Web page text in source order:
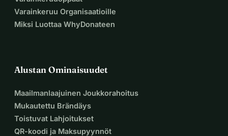
Varainkeruu Organisaatioille
Miksi Luottaa WhyDonateen
Alustan Ominaisuudet
Maailmanlaajuinen Joukkorahoitus
Mukautettu Brändäys
Toistuvat Lahjoitukset
QR-koodi ja Maksupyynnöt